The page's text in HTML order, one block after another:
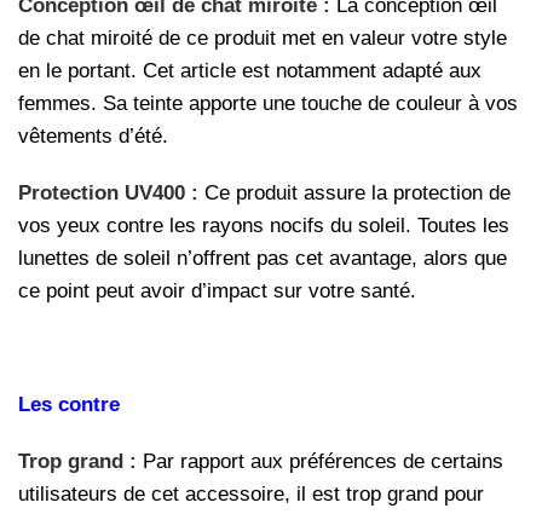
Conception œil de chat miroité : La conception œil
de chat miroité de ce produit met en valeur votre style
en le portant. Cet article est notamment adapté aux
femmes. Sa teinte apporte une touche de couleur à vos
vêtements d’été.
Protection UV400 : Ce produit assure la protection de
vos yeux contre les rayons nocifs du soleil. Toutes les
lunettes de soleil n’offrent pas cet avantage, alors que
ce point peut avoir d’impact sur votre santé.
Les contre
Trop grand : Par rapport aux préférences de certains
utilisateurs de cet accessoire, il est trop grand pour